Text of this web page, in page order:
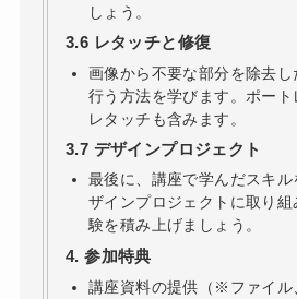
しょう。
3.6 レタッチと修復
画像から不要な部分を除去
行う方法を学びます。ポー
レタッチも含みます。
3.7 デザインプロジェクト
最後に、講座で学んだスキ
ザインプロジェクトに取り
験を積み上げましょう。
4. 参加特典
講座資料の提供（※ファイル